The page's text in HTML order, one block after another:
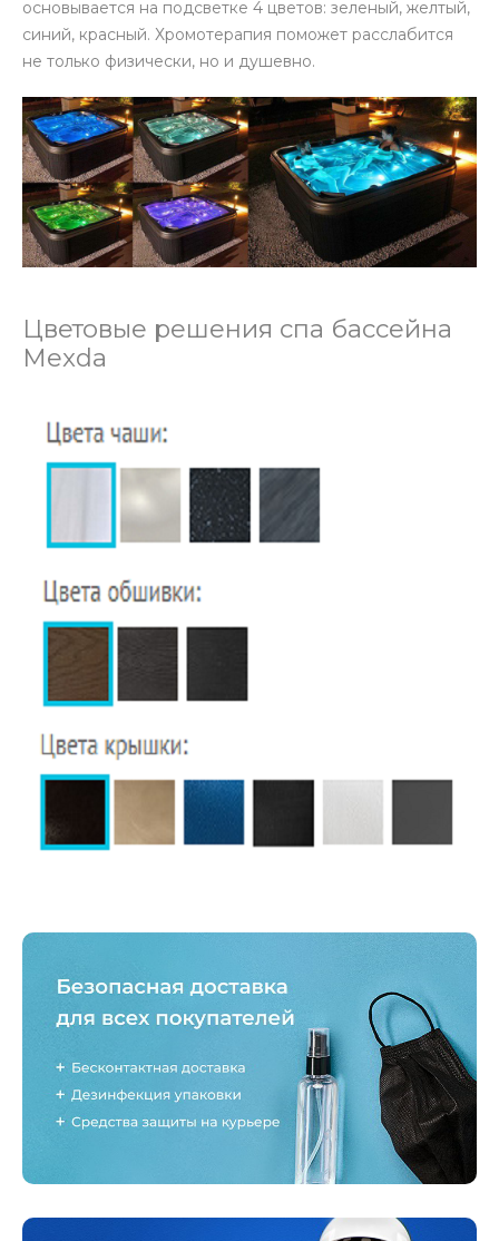
основывается на подсветке 4 цветов: зеленый, желтый,
синий, красный. Хромотерапия поможет расслабится
не только физически, но и душевно.
Цветовые решения спа бассейна
Mexda